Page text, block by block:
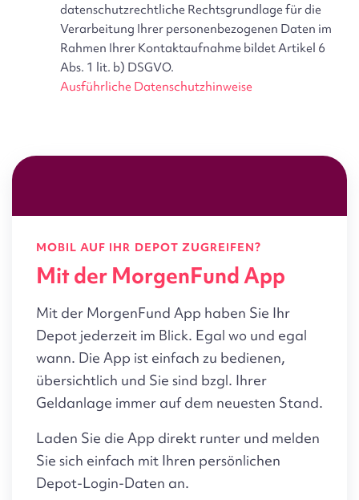
datenschutzrechtliche Rechtsgrundlage für die
Verarbeitung Ihrer personenbezogenen Daten im
Rahmen Ihrer Kontaktaufnahme bildet Artikel 6
Abs. 1 lit. b) DSGVO.
Ausführliche Datenschutzhinweise
Mit der MorgenFund App
MOBIL AUF IHR DEPOT ZUGREIFEN?
Mit der MorgenFund App haben Sie Ihr
Depot jederzeit im Blick. Egal wo und egal
wann. Die App ist einfach zu bedienen,
übersichtlich und Sie sind bzgl. Ihrer
Geldanlage immer auf dem neuesten Stand.
Laden Sie die App direkt runter und melden
Sie sich einfach mit Ihren persönlichen
Depot-Login-Daten an.